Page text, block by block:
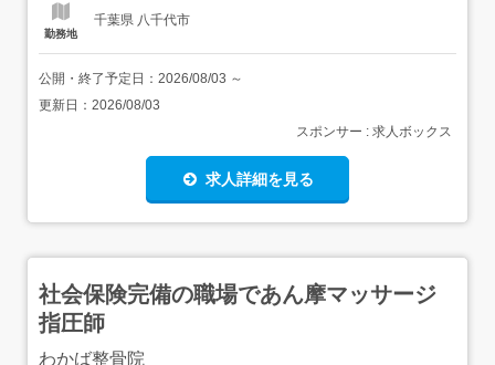
勤務地
千葉県 八千代市
公開・終了予定日： 2026/08/03 ～
更新日： 2026/08/03
スポンサー : 求人ボックス
求人詳細を見る
社会保険完備の職場であん摩マッサージ
指圧師
わかば整骨院